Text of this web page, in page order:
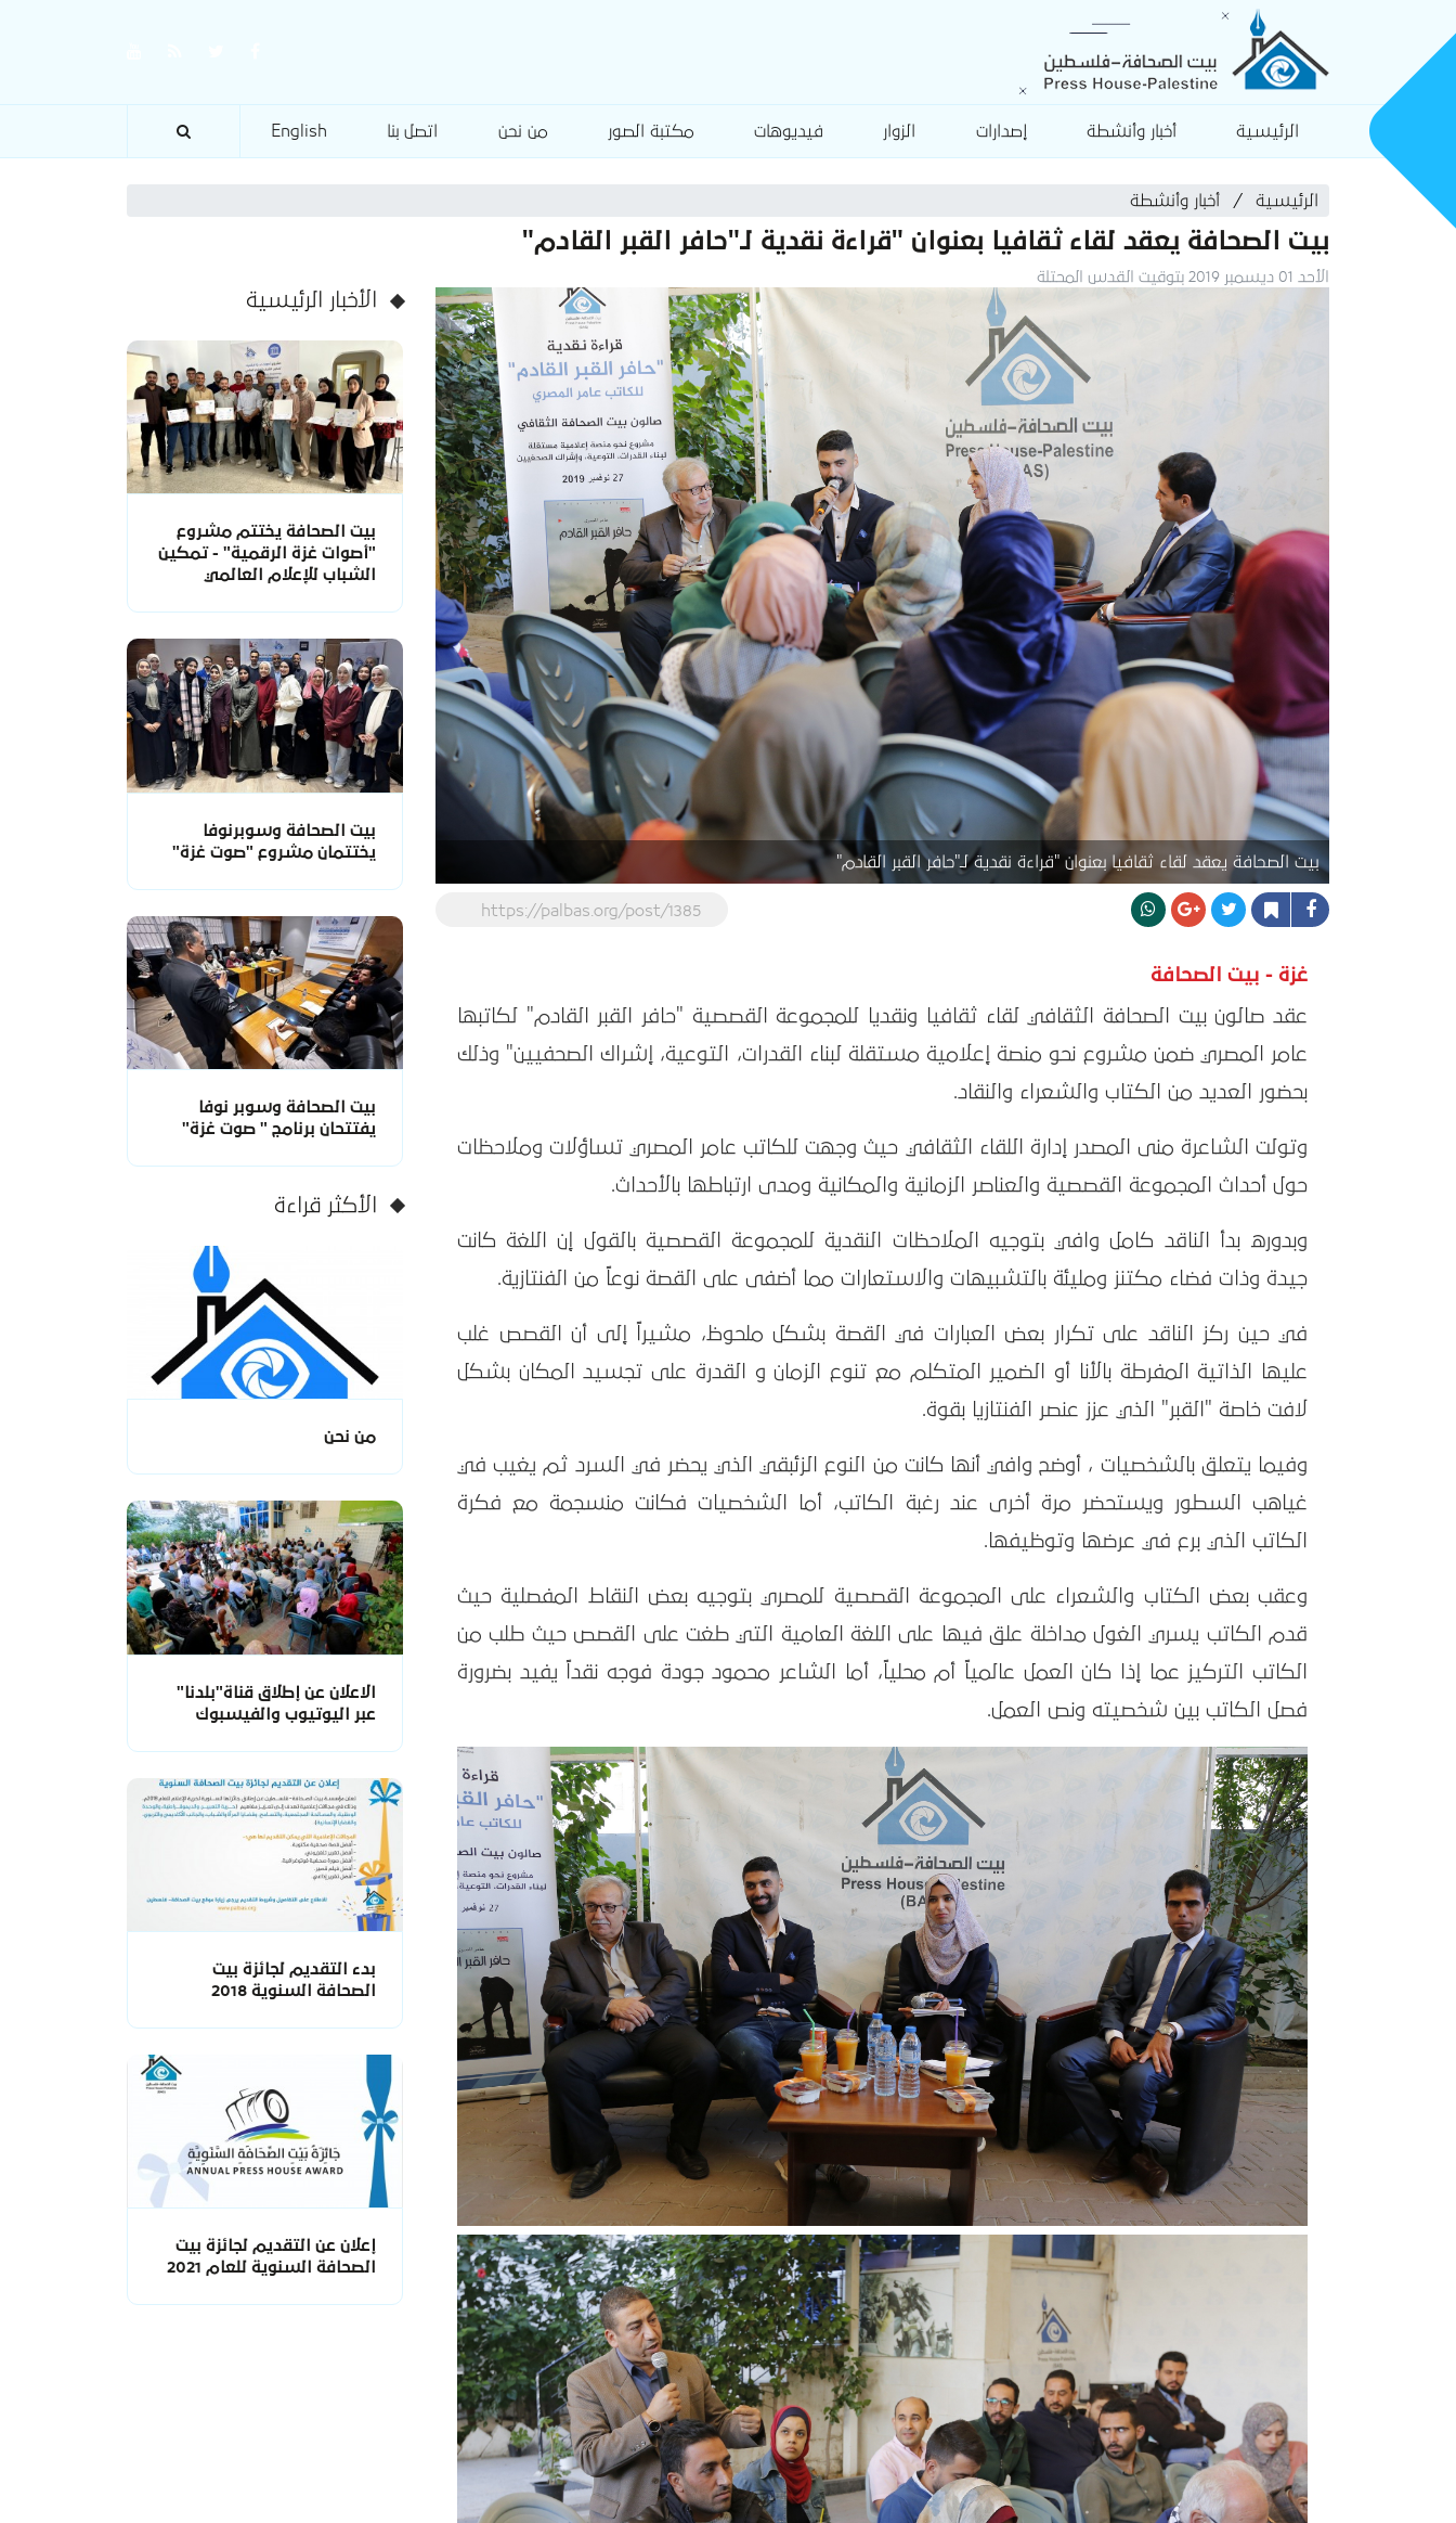
الرئيسية أخبار وأنشطة إصدارات الزوار فيديوهات مكتبة الصور من نحن اتصل بنا English
الرئيسية أخبار وأنشطة
بيت الصحافة يعقد لقاء ثقافيا بعنوان "قراءة نقدية لـ"حافر القبر القادم"
الأحد 01 ديسمبر 2019 بتوقيت القدس المحتلة
بيت الصحافة يعقد لقاء ثقافيا بعنوان "قراءة نقدية لـ"حافر القبر القادم"
https://palbas.org/post/1385
غزة - بيت الصحافة
عقد صالون بيت الصحافة الثقافي لقاء ثقافيا ونقديا للمجموعة القصصية "حافر القبر القادم" لكاتبها
عامر المصري ضمن مشروع نحو منصة إعلامية مستقلة لبناء القدرات، التوعية، إشراك الصحفيين" وذلك
بحضور العديد من الكتاب والشعراء والنقاد.
وتولت الشاعرة منى المصدر إدارة اللقاء الثقافي حيث وجهت للكاتب عامر المصري تساؤلات وملاحظات
حول أحداث المجموعة القصصية والعناصر الزمانية والمكانية ومدى ارتباطها بالأحداث.
وبدوره بدأ الناقد كامل وافي بتوجيه الملاحظات النقدية للمجموعة القصصية بالقول إن اللغة كانت
جيدة وذات فضاء مكتنز ومليئة بالتشبيهات والاستعارات مما أضفى على القصة نوعاً من الفنتازية.
في حين ركز الناقد على تكرار بعض العبارات في القصة بشكل ملحوظ، مشيراً إلى أن القصص غلب
عليها الذاتية المفرطة بالأنا أو الضمير المتكلم مع تنوع الزمان و القدرة على تجسيد المكان بشكل
لافت خاصة "القبر" الذي عزز عنصر الفنتازيا بقوة.
وفيما يتعلق بالشخصيات ، أوضح وافي أنها كانت من النوع الزئبقي الذي يحضر في السرد ثم يغيب في
غياهب السطور ويستحضر مرة أخرى عند رغبة الكاتب، أما الشخصيات فكانت منسجمة مع فكرة
الكاتب الذي برع في عرضها وتوظيفها.
وعقب بعض الكتاب والشعراء على المجموعة القصصية للمصري بتوجيه بعض النقاط المفصلية حيث
قدم الكاتب يسري الغول مداخلة علق فيها على اللغة العامية التي طغت على القصص حيث طلب من
الكاتب التركيز عما إذا كان العمل عالمياً أم محلياً، أما الشاعر محمود جودة فوجه نقداً يفيد بضرورة
فصل الكاتب بين شخصيته ونص العمل.
الأخبار الرئيسية
بيت الصحافة يختتم مشروع
"أصوات غزة الرقمية" - تمكين
الشباب للإعلام العالمي
بيت الصحافة وسوبرنوفا
يختتمان مشروع "صوت غزة"
بيت الصحافة وسوبر نوفا
يفتتحان برنامج " صوت غزة"
الأكثر قراءة
من نحن
الاعلان عن إطلاق قناة"بلدنا"
عبر اليوتيوب والفيسبوك
بدء التقديم لجائزة بيت
الصحافة السنوية 2018
إعلان عن التقديم لجائزة بيت
الصحافة السنوية للعام 2021